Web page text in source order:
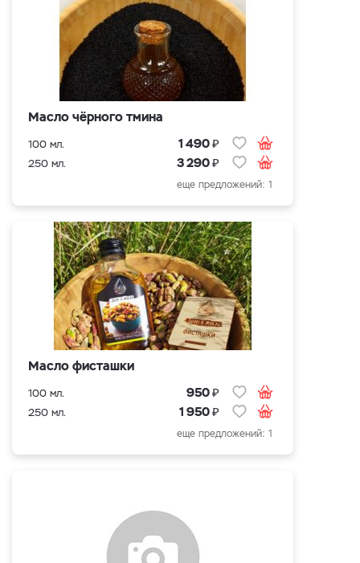
Масло чёрного тмина
100 мл. 1 490₽
250 мл. 3 290₽
еще предложений: 1
Масло фисташки
100 мл. 950₽
250 мл. 1 950₽
еще предложений: 1